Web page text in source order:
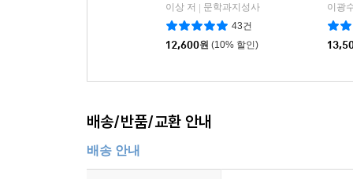
이상 저
문학과지성사
43건
12,600원 (10% 할인)
이광
배송/반품/교환 안내
배송 안내